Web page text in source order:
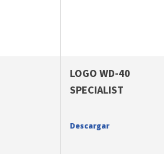
LOGO WD-40
SPECIALIST
Descargar